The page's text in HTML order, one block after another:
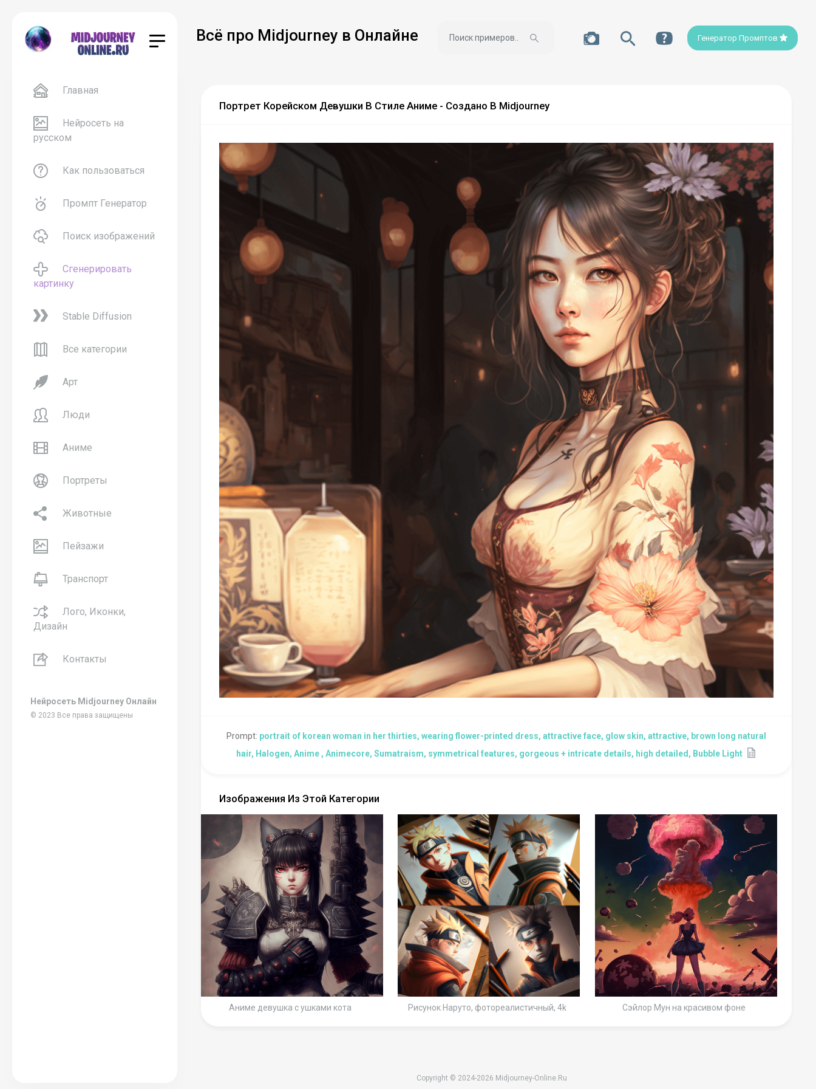
Всё про Midjourney в Онлайне Генератор Промптов
Главная
Нейросеть на
русском
Как пользоваться
Промпт Генератор
Поиск изображений
Сгенерировать
картинку
Stable Diffusion
Все категории
Арт
Люди
Аниме
Портреты
Животные
Пейзажи
Транспорт
Лого, Иконки,
Дизайн
Контакты
Нейросеть Midjourney Онлайн
© 2023 Все права защищены
Портрет Корейском Девушки В Стиле Аниме - Создано В Midjourney
Prompt: portrait of korean woman in her thirties, wearing flower-printed dress, attractive face, glow skin, attractive, brown long natural
hair, Halogen, Anime , Animecore, Sumatraism, symmetrical features, gorgeous + intricate details, high detailed, Bubble Light
Изображения Из Этой Категории
Аниме девушка с ушками кота Рисунок Наруто, фотореалистичный, 4k Сэйлор Мун на красивом фоне
Copyright © 2024-2026 Midjourney-Online.Ru